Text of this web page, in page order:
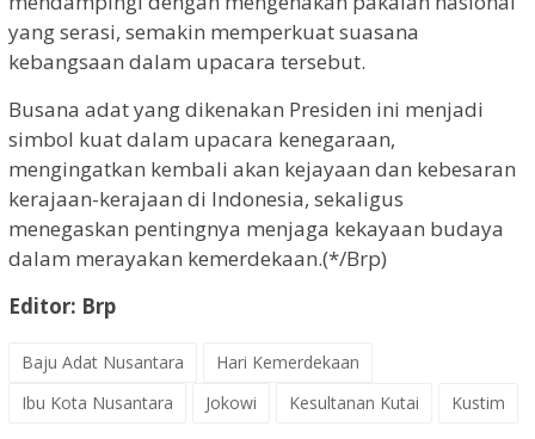
yang serasi, semakin memperkuat suasana
kebangsaan dalam upacara tersebut.
Busana adat yang dikenakan Presiden ini menjadi
simbol kuat dalam upacara kenegaraan,
mengingatkan kembali akan kejayaan dan kebesaran
kerajaan-kerajaan di Indonesia, sekaligus
menegaskan pentingnya menjaga kekayaan budaya
dalam merayakan kemerdekaan.(*/Brp)
Editor: Brp
Baju Adat Nusantara
Hari Kemerdekaan
Ibu Kota Nusantara
Jokowi Kesultanan Kutai Kustim